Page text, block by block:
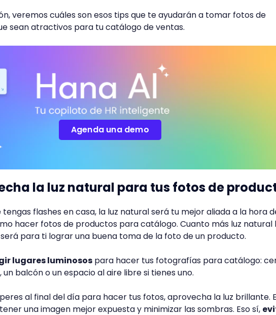
veremos cuáles son esos tips que te ayudarán a tomar fotos de
sean atractivos para tu catálogo de ventas.
Agenda una demo
la luz natural para tus fotos de
tengas flashes en casa, la luz natural será tu mejor aliada a la hora
hacer fotos de productos para catálogo. Cuanto más luz natural
para ti lograr una buena toma de la foto de un producto.
lugares luminosos para hacer tus fotografías para catálogo:
un balcón o un espacio al aire libre si tienes uno.
al final del día para hacer tus fotos, aprovecha la luz brillante.
una imagen mejor expuesta y minimizar las sombras. Eso sí,